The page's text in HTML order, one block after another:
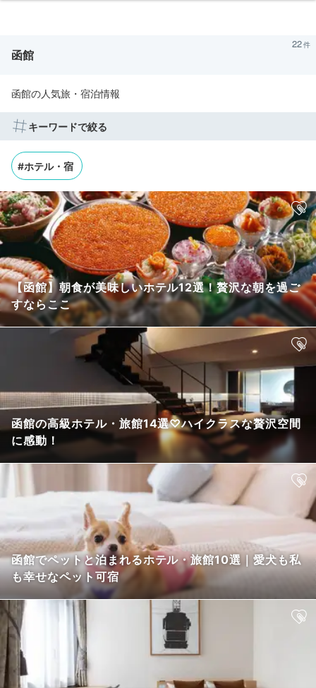
函館
22
函館の人気旅・宿泊情報
キーワードで絞る
#ホテル・宿
【函館】朝食が美味しいホテル12選！贅沢な朝を過ご
すならここ
函館の高級ホテル・旅館14選♡ハイクラスな贅沢空間
に感動！
函館でペットと泊まれるホテル・旅館10選｜愛犬も私
も幸せなペット可宿